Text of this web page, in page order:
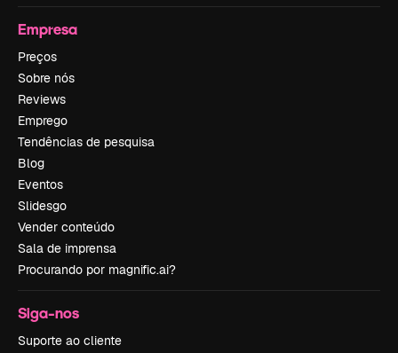
Empresa
Preços
Sobre nós
Reviews
Emprego
Tendências de pesquisa
Blog
Eventos
Slidesgo
Vender conteúdo
Sala de imprensa
Procurando por magnific.ai?
Siga-nos
Suporte ao cliente